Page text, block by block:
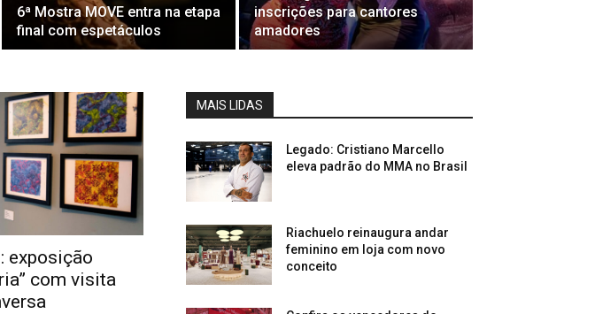
6ª Mostra MOVE entra na etapa
final com espetáculos
inscrições para cantores
amadores
exposição
com visita
MAIS LIDAS
Legado: Cristiano Marcello
eleva padrão do MMA no Brasil
Riachuelo reinaugura andar
feminino em loja com novo
conceito